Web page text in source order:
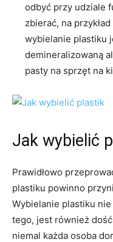
odbyć przy udziale
zbierać, na
wybielanie plastiku
demineralizowaną
pasty na sprzęt na
Jak wybielić
Prawidłowo
plastiku powinno
Wybielanie plastiku
tego, jest również
niemal każda osoba